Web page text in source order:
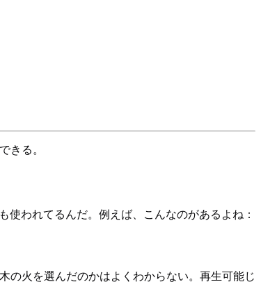
きる。
われてるんだ。例えば、こんなのがあるよね：
の火を選んだのかはよくわからない。再生可能じ